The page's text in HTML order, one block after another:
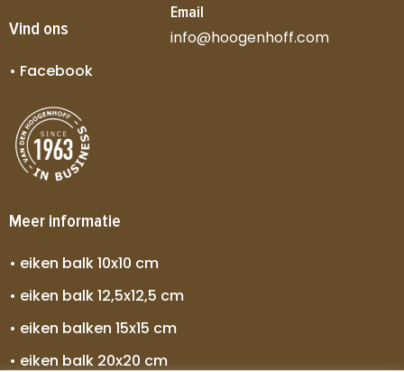
Vind ons
• Facebook
Email
info@hoogenhoff.com
Meer informatie
• eiken balk 10x10 cm
• eiken balk 12,5x12,5 cm
• eiken balken 15x15 cm
• eiken balk 20x20 cm